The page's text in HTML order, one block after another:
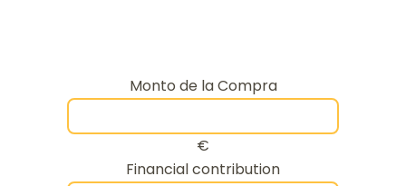
Monto de la Compra
€
Financial contribution